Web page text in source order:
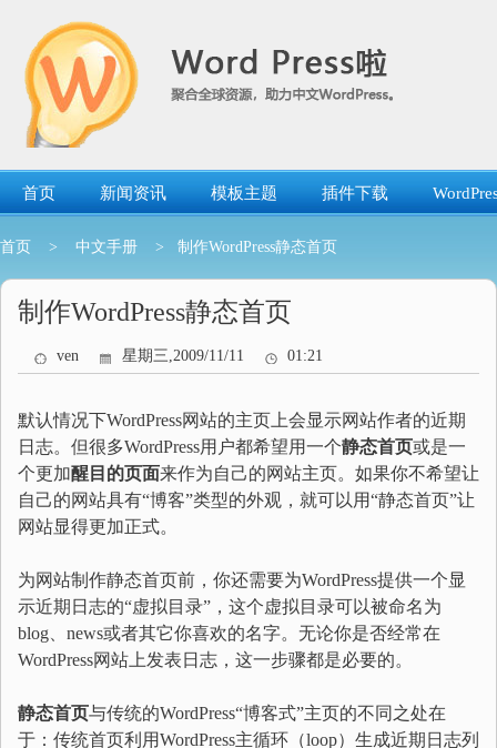
首页 新闻资讯 模板主题 插件下载
首页 > 中文手册 > 制作WordPress静态首页
制作WordPress静态首页
ven 星期三,2009/11/11 01:21
默认情况下WordPress网站的主页上会显示网站作者的近期
日志。但很多WordPress用户都希望用一个静态首页或是一
个更加醒目的页面来作为自己的网站主页。如果你不希望让
自己的网站具有“博客”类型的外观，就可以用“静态首页”让
网站显得更加正式。
为网站制作静态首页前，你还需要为WordPress提供一个显
示近期日志的“虚拟目录”，这个虚拟目录可以被命名为
blog、news或者其它你喜欢的名字。无论你是否经常在
WordPress网站上发表日志，这一步骤都是必要的。
静态首页与传统的WordPress“博客式”主页的不同之处在
于：传统首页利用WordPress主循环（loop）生成近期日志列